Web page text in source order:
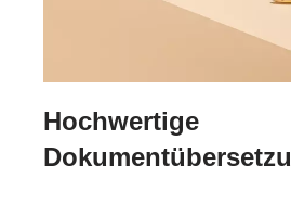
Hochwertige